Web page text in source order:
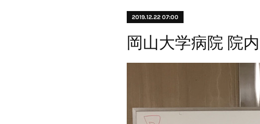
2019.12.22 07:00
岡山大学病院 院